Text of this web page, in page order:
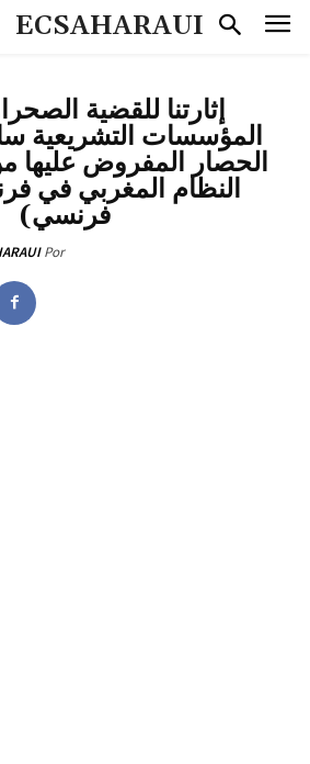
ECSAHARAUI
إثارتنا للقضية
المؤسسات التشريعية
الحصار المفروض عليها
النظام المغربي في
فرنسي)
Por